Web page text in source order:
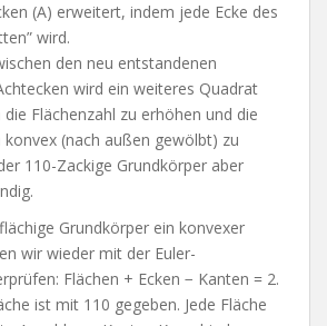
(A) erweitert, indem jede Ecke des
wird.
den neu entstandenen
wird ein weiteres Quadrat
Flächenzahl zu erhöhen und die
(nach außen gewölbt) zu
110-Zackige Grundkörper aber
Grundkörper ein konvexer
wir wieder mit der Euler-
Flächen + Ecken − Kanten = 2.
ist mit 110 gegeben. Jede Fläche